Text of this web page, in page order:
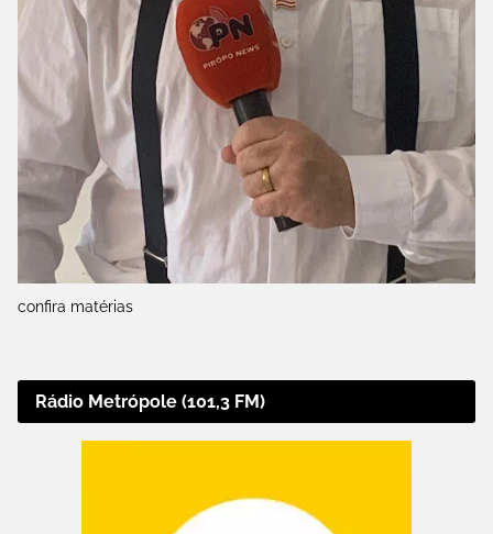
confira matérias
Rádio Metrópole (101,3 FM)